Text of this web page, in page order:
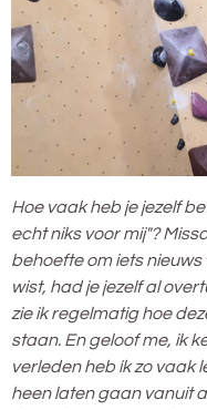
Hoe vaak heb je jezelf
echt niks voor mij"?
behoefte om iets
wist, had je jezelf al
zie ik regelmatig hoe
staan. En geloof me, ik
verleden heb ik zo vaak
heen laten gaan vanuit